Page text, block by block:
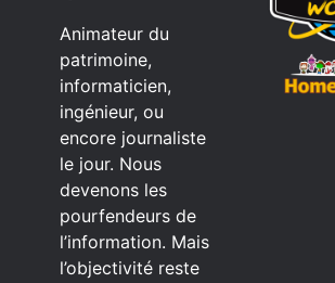
Animateur du
patrimoine,
informaticien,
ingénieur, ou
encore journaliste
le jour. Nous
devenons les
pourfendeurs de
l’information. Mais
l’objectivité reste